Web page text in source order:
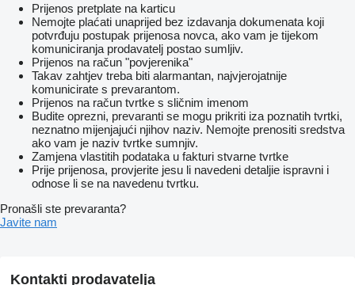
Prijenos pretplate na karticu
Nemojte plaćati unaprijed bez izdavanja dokumenata koji
potvrđuju postupak prijenosa novca, ako vam je tijekom
komuniciranja prodavatelj postao sumljiv.
Prijenos na račun "povjerenika"
Takav zahtjev treba biti alarmantan, najvjerojatnije
komunicirate s prevarantom.
Prijenos na račun tvrtke s sličnim imenom
Budite oprezni, prevaranti se mogu prikriti iza poznatih tvrtki,
neznatno mijenjajući njihov naziv. Nemojte prenositi sredstva
ako vam je naziv tvrtke sumnjiv.
Zamjena vlastitih podataka u fakturi stvarne tvrtke
Prije prijenosa, provjerite jesu li navedeni detaljie ispravni i
odnose li se na navedenu tvrtku.
Pronašli ste prevaranta?
Javite nam
Kontakti prodavatelja